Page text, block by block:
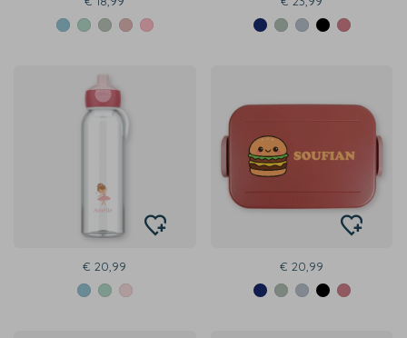
€ 20,99 € 20,99